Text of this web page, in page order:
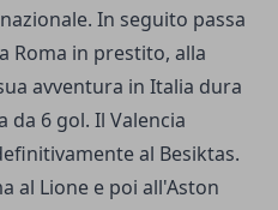
In seguito passa
Roma in prestito, alla
avventura in Italia dura
da 6 gol. Il Valencia
al Besiktas.
al Lione e poi all'Aston